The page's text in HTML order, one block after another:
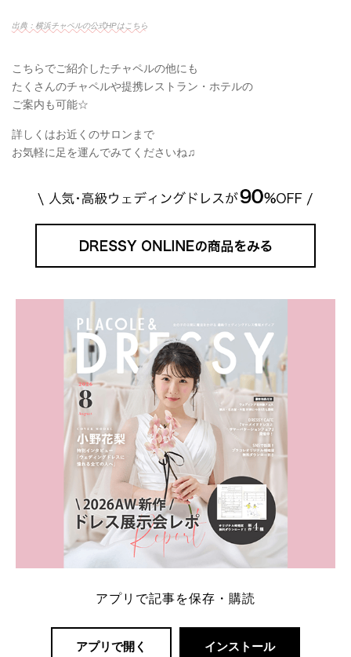
出典：横浜チャペルの公式HPはこちら
こちらでご紹介したチャペルの他にも
たくさんのチャペルや提携レストラン・ホテルの
ご案内も可能☆
詳しくはお近くのサロンまで
お気軽に足を運んでみてくださいね♫
アプリで記事を保存・購読
アプリで開く インストール